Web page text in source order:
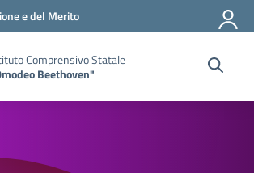
e del Merito
Comprensivo Statale
Beethoven"